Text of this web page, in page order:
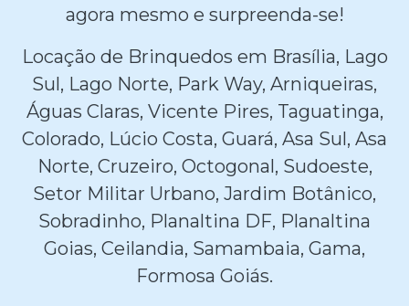
agora mesmo e surpreenda-se!
Locação de Brinquedos em Brasília, Lago
Sul, Lago Norte, Park Way, Arniqueiras,
Águas Claras, Vicente Pires, Taguatinga,
Colorado, Lúcio Costa, Guará, Asa Sul, Asa
Norte, Cruzeiro, Octogonal, Sudoeste,
Setor Militar Urbano, Jardim Botânico,
Sobradinho, Planaltina DF, Planaltina
Goias, Ceilandia, Samambaia, Gama,
Formosa Goiás.